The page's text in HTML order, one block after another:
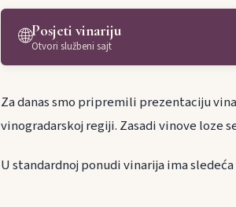
🌐Posjeti vinariju
Otvori službeni sajt
Za danas smo pripremili prezentaciju
vinogradarskoj regiji. Zasadi vinove loze
U standardnoj ponudi vinarija ima sledeća